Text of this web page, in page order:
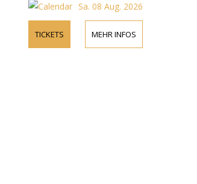
Sa. 08 Aug. 2026
TICKETS MEHR INFOS